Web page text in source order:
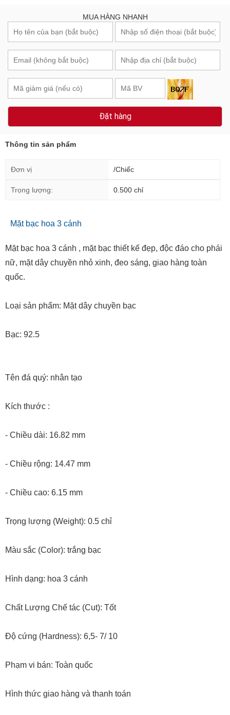
MUA HÀNG NHANH
Đặt hàng
Thông tin sản phẩm
Đơn vị /Chiếc
Trọng lượng: 0.500 chỉ
Mặt bạc hoa 3 cánh
Mặt bạc hoa 3 cánh , mặt bạc thiết kế đẹp, độc đáo cho phái
nữ, mặt dây chuyền nhỏ xinh, đeo sáng, giao hàng toàn
quốc.
Loại sản phẩm: Mặt dây chuyền bạc
Bạc: 92.5
Tên đá quý: nhân tạo
Kích thước :
- Chiều dài: 16.82 mm
- Chiều rộng: 14.47 mm
- Chiều cao: 6.15 mm
Trọng lượng (Weight): 0.5 chỉ
Màu sắc (Color): trắng bạc
Hình dạng: hoa 3 cánh
Chất Lượng Chế tác (Cut): Tốt
Độ cứng (Hardness): 6,5- 7/ 10
Phạm vi bán: Toàn quốc
Hình thức giao hàng và thanh toán